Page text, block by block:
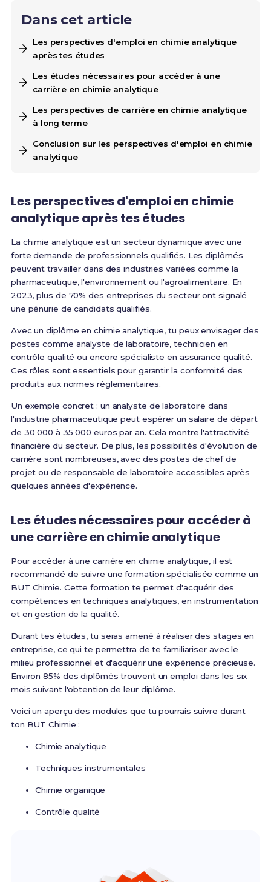
Dans cet article
Les perspectives d'emploi en chimie analytique
après tes études
Les études nécessaires pour accéder à une
carrière en chimie analytique
Les perspectives de carrière en chimie analytique
à long terme
Conclusion sur les perspectives d'emploi en chimie
analytique
Les perspectives d'emploi en chimie
analytique après tes études
La chimie analytique est un secteur dynamique avec une
forte demande de professionnels qualifiés. Les diplômés
peuvent travailler dans des industries variées comme la
pharmaceutique, l'environnement ou l'agroalimentaire. En
2023, plus de 70% des entreprises du secteur ont signalé
une pénurie de candidats qualifiés.
Avec un diplôme en chimie analytique, tu peux envisager des
postes comme analyste de laboratoire, technicien en
contrôle qualité ou encore spécialiste en assurance qualité.
Ces rôles sont essentiels pour garantir la conformité des
produits aux normes réglementaires.
Un exemple concret : un analyste de laboratoire dans
l'industrie pharmaceutique peut espérer un salaire de départ
de 30 000 à 35 000 euros par an. Cela montre l'attractivité
financière du secteur. De plus, les possibilités d'évolution de
carrière sont nombreuses, avec des postes de chef de
projet ou de responsable de laboratoire accessibles après
quelques années d'expérience.
Les études nécessaires pour accéder à
une carrière en chimie analytique
Pour accéder à une carrière en chimie analytique, il est
recommandé de suivre une formation spécialisée comme un
BUT Chimie. Cette formation te permet d'acquérir des
compétences en techniques analytiques, en instrumentation
et en gestion de la qualité.
Durant tes études, tu seras amené à réaliser des stages en
entreprise, ce qui te permettra de te familiariser avec le
milieu professionnel et d'acquérir une expérience précieuse.
Environ 85% des diplômés trouvent un emploi dans les six
mois suivant l'obtention de leur diplôme.
Voici un aperçu des modules que tu pourrais suivre durant
ton BUT Chimie :
Chimie analytique
Techniques instrumentales
Chimie organique
Contrôle qualité